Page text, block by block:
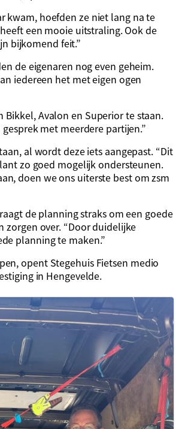
kwam, hoefden ze niet lang na te
een mooie uitstraling. Ook de
bijkomend feit.”
de eigenaren nog even geheim.
iedereen het met eigen ogen
Avalon en Superior te staan.
met meerdere partijen.”
al wordt deze iets aangepast. “Dit
zo goed mogelijk ondersteunen.
doen we ons uiterste best om zsm
de planning straks om een goede
zorgen over. “Door duidelijke
planning te maken.”
opent Stegehuis Fietsen medio
in Hengevelde.